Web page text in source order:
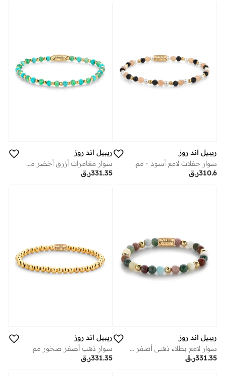
ريبيل اند روز
سوار حفلات لامع أسود - مم
ر.ق310.6
ريبيل اند روز
سوار مغامرات أزرق أخضر مطلي بالذهب الأصفر مم
ر.ق331.35
ريبيل اند روز
سوار لامع بطلاء ذهبي أصفر - مم -
ر.ق331.35
ريبيل اند روز
سوار ذهب أصفر صخور مم
ر.ق331.35